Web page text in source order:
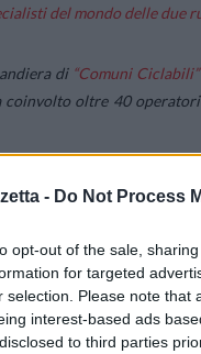
- Do Not Process
opt-out of the sale,
for targeted
selection. Please note
interest-based ads
to third parties
del mondo delle due
di “Comuni
oltre 40